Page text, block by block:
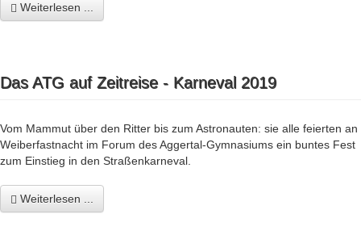
Weiterlesen ...
Das ATG auf Zeitreise - Karneval 2019
Vom Mammut über den Ritter bis zum Astronauten: sie alle feierten an
Weiberfastnacht im Forum des Aggertal-Gymnasiums ein buntes Fest
zum Einstieg in den Straßenkarneval.
Weiterlesen ...